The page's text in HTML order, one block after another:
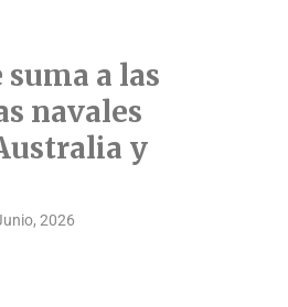
suma a las
navales
y
2026